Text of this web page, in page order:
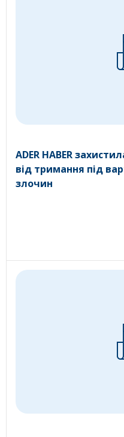
ADER HABER
від тримання під
злочин